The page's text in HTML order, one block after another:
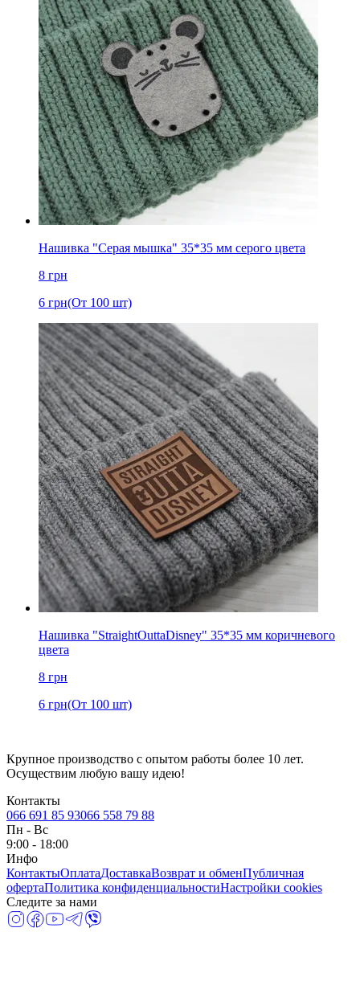
Нашивка "Серая мышка" 35*35 мм серого цвета
8 грн
6 грн(От 100 шт)
Нашивка "StraightOuttaDisney" 35*35 мм коричневого
цвета
8 грн
6 грн(От 100 шт)
Крупное производство с опытом работы более 10 лет.
Осуществим любую вашу идею!
Контакты
066 691 85 93066 558 79 88
Пн - Вс
9:00 - 18:00
Инфо
КонтактыОплатаДоставкаВозврат и обменПубличная
офертаПолитика конфиденциальностиНастройки cookies
Следите за нами